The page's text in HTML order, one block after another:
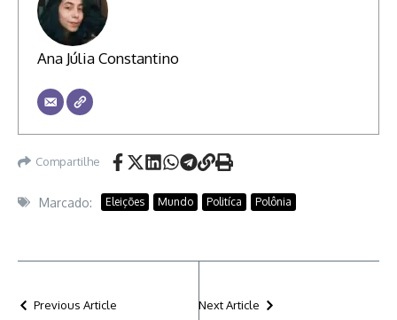
Ana Júlia Constantino
Compartilhe
Marcado: Eleições Mundo Politíca Polônia
Previous Article Next Article